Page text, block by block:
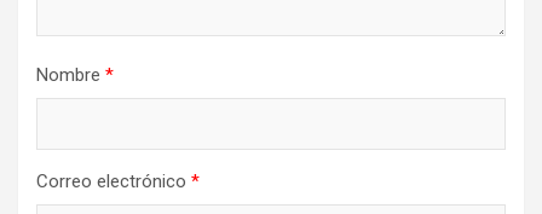
Nombre *
Correo electrónico *